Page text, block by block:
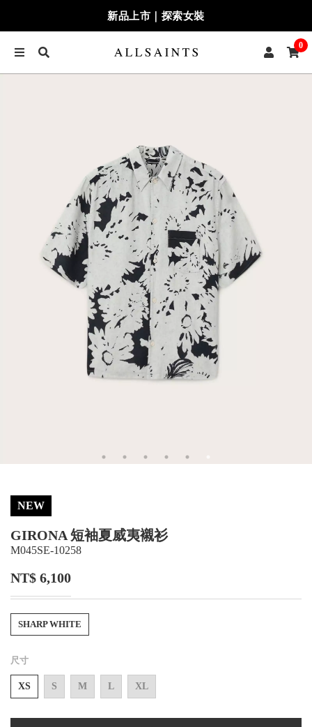
新品上市｜探索女裝
0
NEW
GIRONA 短袖夏威夷襯衫
M045SE-10258
NT$ 6,100
SHARP WHITE
尺寸
XS S M L XL